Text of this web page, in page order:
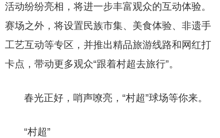
活动纷纷亮相，将进一步丰富观众的互动体验。
赛场之外，将设置民族市集、美食体验、非遗手
工艺互动等专区，并推出精品旅游线路和网红打
卡点，带动更多观众“跟着村超去旅行”。
春光正好，哨声嘹亮，“村超”球场等你来。
“村超”